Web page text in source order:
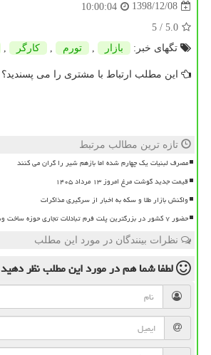
1398/12/08
10:00:04
5.0
/ 5
تگهای خبر:
بازار , تورم , كارگر ,
این مطلب ارتباط با مشتری را می پسندید؟
تازه ترین مطالب مرتبط
مصرف لبنیات یک چهارم شده اما بازهم شیر را گران می کنند
قیمت جدید گوشت مرغ امروز ۱۳ مرداد ۱۴۰۵
واکنش بازار طلا و سکه به اخبار از سرگیری مذاکرات
حضور ۷ کشور در بزرگترین پلت فرم تبادلات تجاری حوزه ساخت وساز
نظرات بینندگان در مورد این مطلب
لطفا شما همدر مورد این مطلبنظر دهید